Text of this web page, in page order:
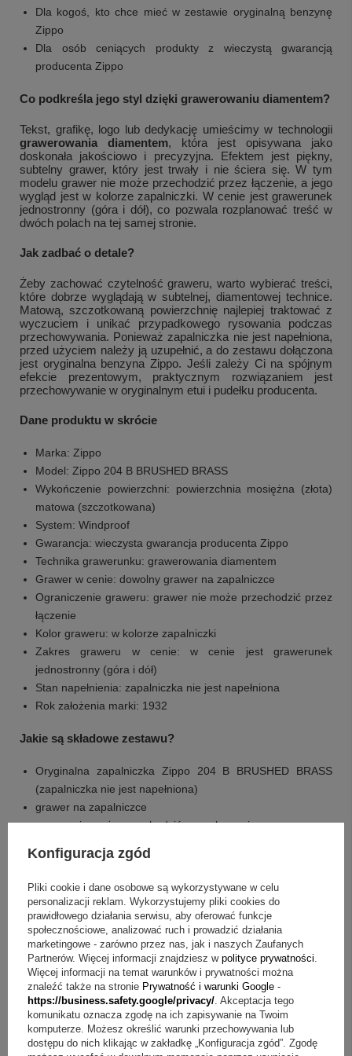
Dla kogoś, kto chce mieć w zestawie oryginalną benzynę
Zippo
Dla osób ceniących produkty z wieczystą gwarancją
producenta Zippo
Co podkreśla jego styl dzięki grawerowaniu diamentem?
Tekst, grafikę, logo lub dedykację umieścimy w technologii
grawerowania diamentem, która jest opisywana jako
doskonała jakościowo i precyzyjna. Efektem jest piękny,
subtelny grawer, który jest trwały i nie ściera się. W tym
modelu grawer nie może przechodzić przez łączenie, a jego
wygląd jest w kolorze zapalniczki. W cenie jest grawerunek
jednostronny (góra i dół), co pozwala rozplanować treść w
dwóch polach na tej samej stronie.
Jak zadbać o detale?
Żeby zachować czytelność graweru, warto wybierać treści,
które dobrze wyglądają w subtelnej, diamentowej technice.
Matową, szczotkowaną powierzchnię najlepiej traktować z
wyczuciem i unikać przypadkowego rysowania podczas
przechowywania. Ponieważ zapalniczka nie jest napełniona,
przed użyciem należy ją uzupełnić, a do zestawu dołączona
jest oryginalna benzyna Zippo. Jeśli zależy Ci na spójnym
efekcie prezentowym, praktycznym rozwiązaniem jest
przechowywanie w oryginalnym etui i pudełku producenta.
Dane produktu w skrócie
Marka: Zippo
Model: Zippo 204 B BRUSHED BRASS
Wykończenie powierzchni: powierzchnia mosiężna (złota)
matowa (szczotkowana)
System: Windproof
Gwarancja: wieczysta gwarancja producenta Zippo
Technika grawerunku: grawerowania diamentem
Grawer w cenie: dowolny grawer na zapalniczce
Ograniczenie graweru: grawer nie może przechodzić przez
łączenie
Kolor graweru: w kolorze zapalniczki
Zakres graweru w cenie: w cenie jest grawerunek
jednostronny (góra i dół)
Stan napełnienia: zapalniczka nie jest napełniona
Rok założenia marki: 1932
Jakie są składowe zestawu?
Oryginalna zapalniczka Zippo 204 B BRUSHED BRASS
(zapalniczka nie jest napełniona)
grawer na zapalniczce
grawer nie może przechodzić przez łączenie
w cenie jest grawerunek jednostronny (góra i dół)
oryginalne etui, pudełko producenta
wieczysta gwarancja producenta Zippo
Masz pytania? Sprawdź odpowiedzi
Pytanie:Jakie wykończenie ma ta zapalniczka?
Odpowiedź:Ma powierzchnię mosiężną (złotą) matową
(szczotkowaną).
Pytanie:Jak działa system Windproof?Odpowiedź:
Umożliwia korzystanie z zapalniczki nawet przy silnym
Konfiguracja zgód
Pliki cookie i dane osobowe są wykorzystywane w celu
personalizacji reklam. Wykorzystujemy pliki cookies do
prawidłowego działania serwisu, aby oferować funkcje
społecznościowe, analizować ruch i prowadzić działania
marketingowe - zarówno przez nas, jak i naszych Zaufanych
Partnerów. Więcej informacji znajdziesz w polityce prywatności.
Więcej informacji na temat warunków i prywatności można
znaleźć także na stronie Prywatność i warunki Google -
https://business.safety.google/privacy/. Akceptacja tego
komunikatu oznacza zgodę na ich zapisywanie na Twoim
komputerze. Możesz określić warunki przechowywania lub
dostępu do nich klikając w zakładkę „Konfiguracja zgód”. Zgodę